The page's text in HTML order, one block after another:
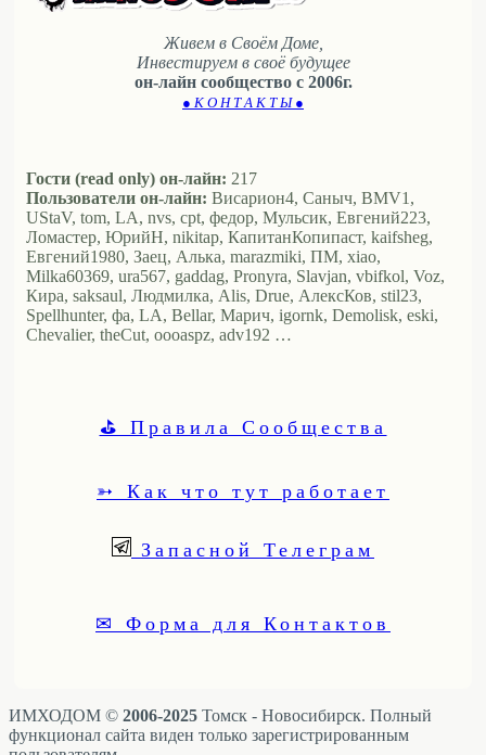
Живем в Своём Доме,
Инвестируем в своё будущее
он-лайн сообщество с 2006г.
● К О Н Т А К Т Ы ●
Гости (read only) он-лайн: 217
Пользователи он-лайн: Висариoн4, Саныч, BMV1,
UStaV, tom, LA, nvs, cpt, федор, Мульсик, Евгений223,
Ломастер, ЮрийН, nikitap, КапитанКопипаст, kaifsheg,
Евгений1980, Заец, Алька, marazmiki, ПМ, xiao,
Milka60369, ura567, gaddag, Pronyra, Slavjan, vbifkol, Voz,
Кира, saksaul, Людмилка, Alis, Drue, АлексКов, stil23,
Spellhunter, фа, LA, Bellar, Марич, igornk, Demolisk, eski,
Chevalier, theCut, oooaspz, adv192 …
⛳ Правила Сообщества
➳ Как что тут работает
Запасной Телеграм
✉ Форма для Контактов
ИМХОДОМ © 2006-2025 Томск - Новосибирск. Полный
функционал сайта виден только зарегистрированным